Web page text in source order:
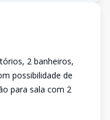
2 banheiros,
possibilidade de
para sala com 2